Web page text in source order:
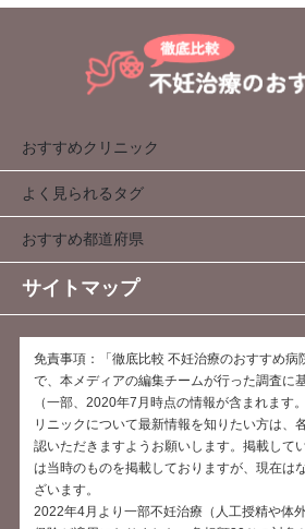
おすすめクリニック
よく見られるタグ
おすすめ都道府県
サイトマップ
免責事項：「徹底比較 不妊治療のおすすめ病
で、本メディアの編集チームが行った調査に
（一部、2020年7月時点の情報が含まれます
リニックについて最新情報を知りたい方は、
認いただきますようお願いします。掲載して
は当時のものを掲載しておりますが、現在は
ざいます。
2022年4月より一部不妊治療（人工授精や体